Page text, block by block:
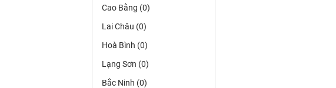
Cao Bằng (0)
Lai Châu (0)
Hoà Bình (0)
Lạng Sơn (0)
Bắc Ninh (0)